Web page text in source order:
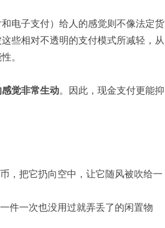
电子支付）给人的感觉则不像法定货
些相对不透明的支付模式所减轻，从
。
觉非常生动。因此，现金支付更能抑
，把它扔向空中，让它随风被吹给一
件一次也没用过就弄丢了的闲置物